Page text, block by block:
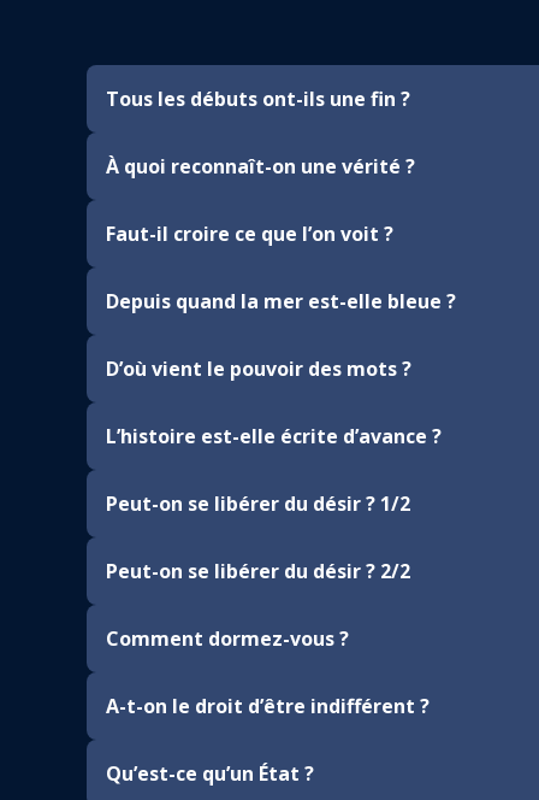
Tous les débuts ont-ils une fin ?
À quoi reconnaît-on une vérité ?
Faut-il croire ce que l’on voit ?
Depuis quand la mer est-elle bleue ?
D’où vient le pouvoir des mots ?
L’histoire est-elle écrite d’avance ?
Peut-on se libérer du désir ? 1/2
Peut-on se libérer du désir ? 2/2
Comment dormez-vous ?
A-t-on le droit d’être indifférent ?
Qu’est-ce qu’un État ?